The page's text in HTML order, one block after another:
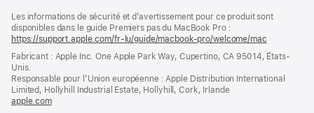
Les informations de sécurité et d’avertissement pour ce produit sont
disponibles dans le guide Premiers pas du MacBook Pro :
https://support.apple.com/fr-lu/guide/macbook-pro/welcome/mac
dans
une
fenêtre)
Fabricant : Apple Inc. One Apple Park Way, Cupertino, CA 95014, États-
Unis.
Responsable pour l’Union européenne : Apple Distribution International
Limited, Hollyhill Industrial Estate, Hollyhill, Cork, Irlande
apple.com(s’ouvre